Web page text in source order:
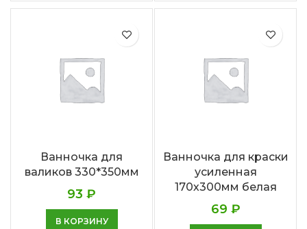
Ванночка для
валиков 330*350мм
93 ₽
В КОРЗИНУ
Ванночка для краски
усиленная
170х300мм белая
69 ₽